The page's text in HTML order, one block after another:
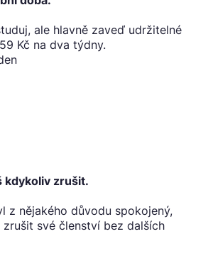
ale hlavně zaveď udržitelné
Kč na dva týdny.
kdykoliv zrušit.
z nějakého důvodu spokojený,
své členství bez dalších